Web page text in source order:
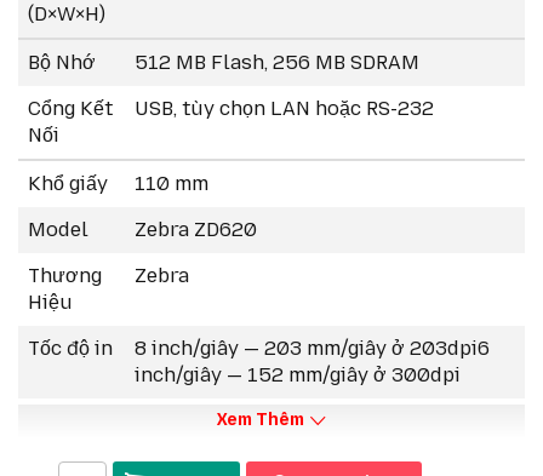
(D×W×H)
Bộ Nhớ
512 MB Flash, 256 MB SDRAM
Cổng Kết
Nối
USB, tùy chọn LAN hoặc RS-232
Khổ giấy
110 mm
Model
Zebra ZD620
Thương
Hiệu
Zebra
Tốc độ in
8 inch/giây — 203 mm/giây ở 203dpi6
inch/giây — 152 mm/giây ở 300dpi
Xem Thêm